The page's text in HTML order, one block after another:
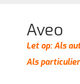
Aveo
Let op: Als
Als